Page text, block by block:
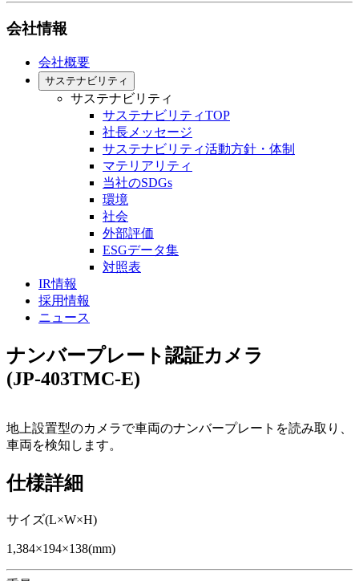
会社情報
会社概要
サステナビリティ
サステナビリティ
サステナビリティTOP
社長メッセージ
サステナビリティ活動方針・体制
マテリアリティ
当社のSDGs
環境
社会
外部評価
ESGデータ集
対照表
IR情報
採用情報
ニュース
ナンバープレート認証カメラ
(JP-403TMC-E)
地上設置型のカメラで車両のナンバープレートを読み取り、
車両を検知します。
仕様詳細
サイズ(L×W×H)
1,384×194×138(mm)